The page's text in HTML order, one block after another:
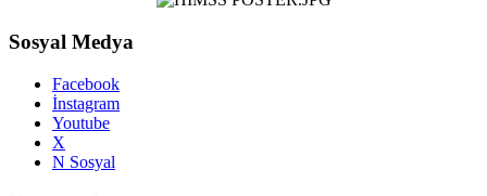
Sosyal Medya
Facebook
İnstagram
Youtube
X
N Sosyal